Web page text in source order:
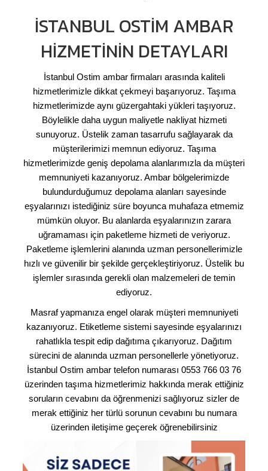
İSTANBUL OSTIM AMBAR
HIZMETININ DETAYLARI
İstanbul Ostim ambar firmaları arasında kaliteli
hizmetlerimizle dikkat çekmeyi başarıyoruz. Taşıma
hizmetlerimizde aynı güzergahtaki yükleri taşıyoruz.
Böylelikle daha uygun maliyetle nakliyat hizmeti
sunuyoruz. Üstelik zaman tasarrufu sağlayarak da
müşterilerimizi memnun ediyoruz. Taşıma
hizmetlerimizde geniş depolama alanlarımızla da müşteri
memnuniyeti kazanıyoruz. Ambar bölgelerimizde
bulundurduğumuz depolama alanları sayesinde
eşyalarınızı istediğiniz süre boyunca muhafaza etmemiz
mümkün oluyor. Bu alanlarda eşyalarınızın zarara
uğramaması için paketleme hizmeti de veriyoruz.
Paketleme işlemlerini alanında uzman personellerimizle
hızlı ve güvenilir bir şekilde gerçekleştiriyoruz. Üstelik bu
işlemler sırasında gerekli olan malzemeleri de temin
ediyoruz.
Masraf yapmanıza engel olarak müşteri memnuniyeti
kazanıyoruz. Etiketleme sistemi sayesinde eşyalarınızı
rahatlıkla tespit edip dağıtıma çıkarıyoruz. Dağıtım
sürecini de alanında uzman personellerle yönetiyoruz.
İstanbul Ostim ambar telefon numarası 0553 766 03 76
üzerinden taşıma hizmetlerimiz hakkında merak ettiğiniz
soruların cevabını da öğrenmenizi sağlıyoruz sizler de
merak ettiğiniz her türlü sorunun cevabını bu numara
üzerinden iletişime geçerek öğrenebilirsiniz